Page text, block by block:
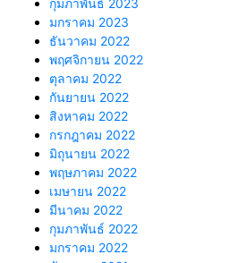
มกราคม 2023
ธันวาคม 2022
พฤศจิกายน 2022
ตุลาคม 2022
กันยายน 2022
สิงหาคม 2022
กรกฎาคม 2022
มิถุนายน 2022
พฤษภาคม 2022
เมษายน 2022
มีนาคม 2022
กุมภาพันธ์ 2022
มกราคม 2022